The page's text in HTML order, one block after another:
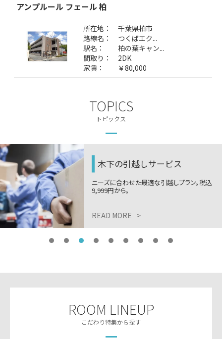
アンプルール フェール 柏
所在地：
千葉県柏市
路線名：
つくばエク...
駅名：
柏の葉キャン...
間取り：
2DK
家賃：
￥80,000
TOPICS
トピックス
木下の引越しサービス
ニーズに合わせた最適な引越しプラン。税込
9,999円から。
READ MORE >
ROOM LINEUP
こだわり特集から探す